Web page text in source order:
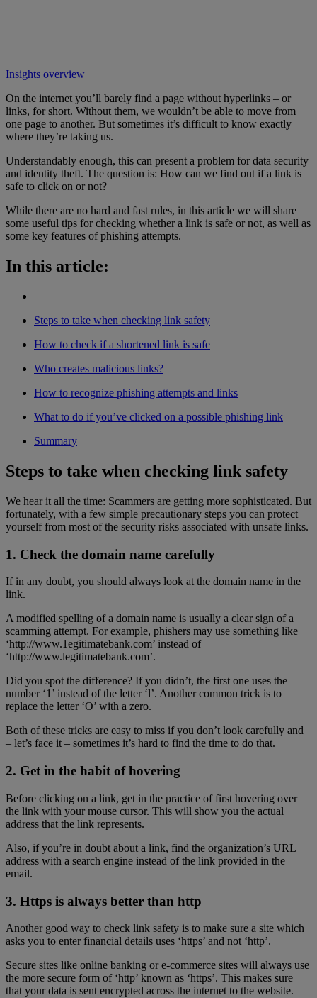
Insights overview
On the internet you’ll barely find a page without hyperlinks – or
links, for short. Without them, we wouldn’t be able to move from
one page to another. But sometimes it’s difficult to know exactly
where they’re taking us.
Understandably enough, this can present a problem for data security
and identity theft. The question is: How can we find out if a link is
safe to click on or not?
While there are no hard and fast rules, in this article we will share
some useful tips for checking whether a link is safe or not, as well as
some key features of phishing attempts.
In this article:
Steps to take when checking link safety
How to check if a shortened link is safe
Who creates malicious links?
How to recognize phishing attempts and links
What to do if you’ve clicked on a possible phishing link
Summary
Steps to take when checking link safety
We hear it all the time: Scammers are getting more sophisticated. But
fortunately, with a few simple precautionary steps you can protect
yourself from most of the security risks associated with unsafe links.
1. Check the domain name carefully
If in any doubt, you should always look at the domain name in the
link.
A modified spelling of a domain name is usually a clear sign of a
scamming attempt. For example, phishers may use something like
‘http://www.1egitimatebank.com’ instead of
‘http://www.legitimatebank.com’.
Did you spot the difference? If you didn’t, the first one uses the
number ‘1’ instead of the letter ‘l’. Another common trick is to
replace the letter ‘O’ with a zero.
Both of these tricks are easy to miss if you don’t look carefully and
– let’s face it – sometimes it’s hard to find the time to do that.
2. Get in the habit of hovering
Before clicking on a link, get in the practice of first hovering over
the link with your mouse cursor. This will show you the actual
address that the link represents.
Also, if you’re in doubt about a link, find the organization’s URL
address with a search engine instead of the link provided in the
email.
3. Https is always better than http
Another good way to check link safety is to make sure a site which
asks you to enter financial details uses ‘https’ and not ‘http’.
Secure sites like online banking or e-commerce sites will always use
the more secure form of ‘http’ known as ‘https’. This makes sure
that your data is sent encrypted across the internet to the website.